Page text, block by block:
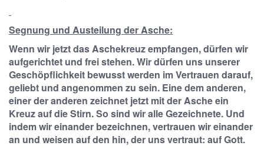
Segnung und Austeilung der Asche:
Wenn wir jetzt das Aschekreuz empfangen, dürfen wir
aufgerichtet und frei stehen. Wir dürfen uns unserer
Geschöpflichkeit bewusst werden im Vertrauen darauf,
geliebt und angenommen zu sein. Eine dem anderen,
einer der anderen zeichnet jetzt mit der Asche ein
Kreuz auf die Stirn. So sind wir alle Gezeichnete. Und
indem wir einander bezeichnen, vertrauen wir einander
an und weisen auf den hin, der uns vertraut: auf Gott.